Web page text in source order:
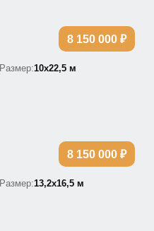
8 150 000 ₽
Размер:10х22,5 м
8 150 000 ₽
Размер:13,2х16,5 м